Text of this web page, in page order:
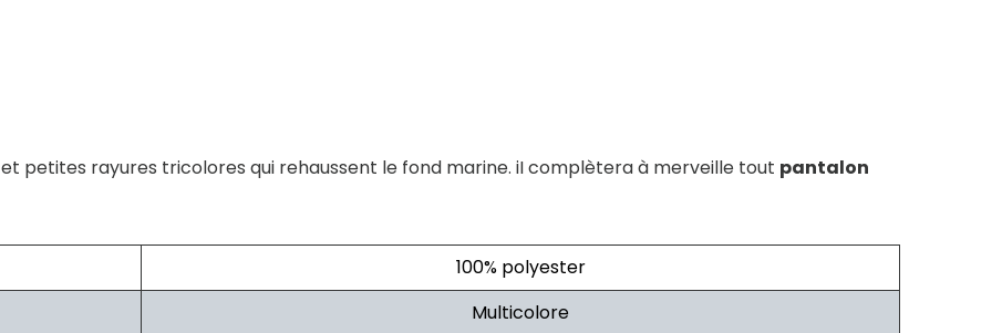
et petites rayures tricolores qui rehaussent le fond marine. iI complètera à merveille tout pantalon
100% polyester
Multicolore